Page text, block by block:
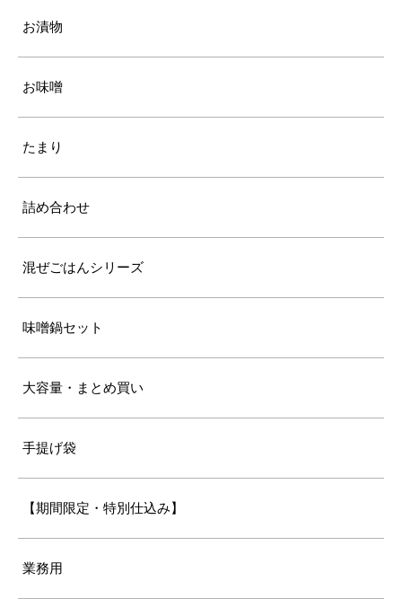
お漬物
お味噌
たまり
詰め合わせ
混ぜごはんシリーズ
味噌鍋セット
大容量・まとめ買い
手提げ袋
【期間限定・特別仕込み】
業務用